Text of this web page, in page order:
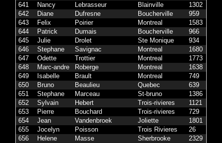
641
Nancy Lebrasseur Blainville 1302
642
Diane Dufresne Boucherville 959
643
Felix Poirier Montreal 1583
644
Patrick Dumais Boucherville 966
645
Julie Drolet Ste Monique 934
646
Stephane Savignac Montreal 1680
647
Odette Trottier Montreal 1773
648
Marc-andre Roberge Montreal 1638
649
Isabelle Brault Montreal 749
650
Bruno Beaulieu Quebec 639
651
Stephane Marceau St-bruno 1386
652
Sylvain Hebert Trois-rivieres 1121
653
Pierre Bouchard Trois-rivieres 729
654
Jean Vandenbroek Joliette 1801
655
Jocelyn Poisson Trois Rivieres 26
656
Helene Masse Sherbrooke 2329